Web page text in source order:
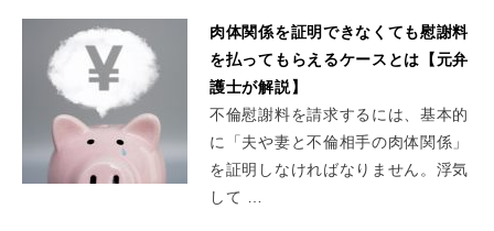
肉体関係を証明できなくても慰謝料
を払ってもらえるケースとは【元弁
護士が解説】
不倫慰謝料を請求するには、基本的
に「夫や妻と不倫相手の肉体関係」
を証明しなければなりません。浮気
して …